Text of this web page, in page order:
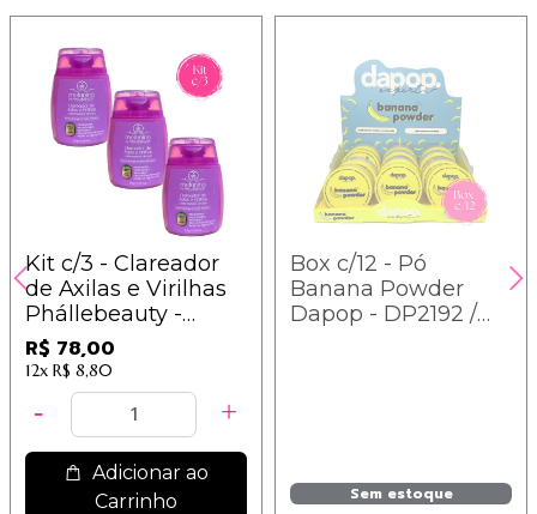
Kit c/3 - Clareador
de Axilas e Virilhas
Phállebeauty -
PH0809
R$ 78,00
12x R$ 8,80
Adicionar ao
Carrinho
Box c/12 - Pó
Banana Powder
Dapop - DP2192 /
Sem estoque